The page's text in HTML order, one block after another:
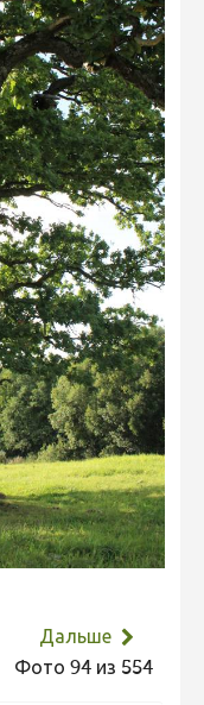
Дальше
Фото 94 из 554